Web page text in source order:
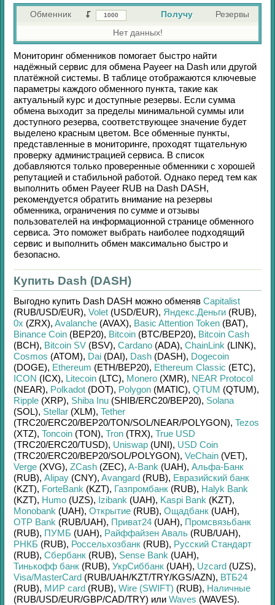
Обменник Получу
Резервы
Нет данных!
Мониторинг обменников помогает быстро найти
надёжный сервис для обмена Payeer на Dash или другой
платёжной системы. В таблице отображаются ключевые
параметры каждого обменного пункта, такие как
актуальный курс и доступные резервы. Если сумма
обмена выходит за пределы минимальной суммы или
доступного резерва, соответствующее значение будет
выделено красным цветом. Все обменные пункты,
представленные в мониторинге, проходят тщательную
проверку администрацией сервиса. В список
добавляются только проверенные обменники с хорошей
репутацией и стабильной работой. Однако перед тем как
выполнить обмен Payeer RUB на Dash DASH,
рекомендуется обратить внимание на резервы
обменника, ограничения по сумме и отзывы
пользователей на информационной странице обменного
сервиса. Это поможет выбрать наиболее подходящий
сервис и выполнить обмен максимально быстро и
безопасно.
Купить Dash (DASH)
Выгодно купить Dash DASH можно обменяв Capitalist
(RUB/USD/EUR), Volet (USD/EUR), Яндекс.Деньги (RUB),
0x (ZRX), Avalanche (AVAX), Basic Attention Token (BAT),
Binance Coin (BEP20), Bitcoin (BTC/BEP20), Bitcoin Cash
(BCH), Bitcoin SV (BSV), Cardano (ADA), ChainLink (LINK),
Cosmos (ATOM), Dai (DAI), Dash (DASH), Dogecoin
(DOGE), Ethereum (ETH/BEP20), Ethereum Classic (ETC),
ICON (ICX), Litecoin (LTC), Monero (XMR), NEAR Protocol
(NEAR), Polkadot (DOT), Polygon (MATIC), QTUM (QTUM),
Ripple (XRP), Shiba Inu (SHIB/ERC20/BEP20), Solana
(SOL), Stellar (XLM), Tether
(TRC20/ERC20/BEP20/TON/SOL/NEAR/POLYGON), Tezos
(XTZ), Toncoin (TON), Tron (TRX), True USD
(TRC20/ERC20/TUSD), Uniswap (UNI), USD Coin
(TRC20/ERC20/BEP20/SOL/POLYGON), VeChain (VET),
Verge (XVG), ZCash (ZEC), A-Bank (UAH), Альфа-Банк
(RUB), Alipay (CNY), Avangard (RUB), Евразийский банк
(KZT), ForteBank (KZT), Газпромбанк (RUB), Halyk Bank
(KZT), Humo (UZS), Izibank (UAH), Kaspi Bank (KZT),
Monobank (UAH), Открытие (RUB), Ощадбанк (UAH),
OTP Bank (RUB/UAH), Приват24 (UAH), Промсвязьбанк
(RUB), ПУМБ (UAH), Райффайзен Аваль (RUB/UAH),
РНКБ (RUB), Россельхозбанк (RUB), Русский Стандарт
(RUB), Сбербанк (RUB), Sense Bank (UAH),
Тинькофф банк (RUB), УкрСиббанк (UAH), Uzcard (UZS),
Visa/MasterCard (RUB/UAH/KZT/TRY/KGS/AZN), ВТБ24
(RUB), МИР card (RUB), Wire (SWIFT) (RUB), Наличные
(RUB/USD/EUR/GBP/CAD/TRY) или Waves (WAVES).